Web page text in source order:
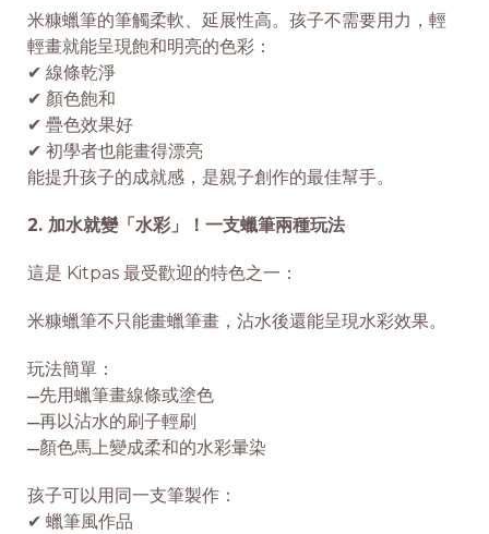
米糠蠟筆的筆觸柔軟、延展性高。孩子不需要用力，輕
輕畫就能呈現飽和明亮的色彩：
✔ 線條乾淨
✔ 顏色飽和
✔ 疊色效果好
✔ 初學者也能畫得漂亮
能提升孩子的成就感，是親子創作的最佳幫手。
2. 加水就變「水彩」！一支蠟筆兩種玩法
這是 Kitpas 最受歡迎的特色之一：
米糠蠟筆不只能畫蠟筆畫，沾水後還能呈現水彩效果。
玩法簡單：
—先用蠟筆畫線條或塗色
—再以沾水的刷子輕刷
—顏色馬上變成柔和的水彩暈染
孩子可以用同一支筆製作：
✔ 蠟筆風作品